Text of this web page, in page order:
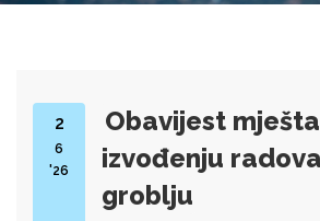
2
6
'26
Obavijest
izvođenju
groblju